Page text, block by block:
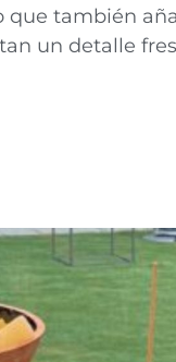
que también
un detalle